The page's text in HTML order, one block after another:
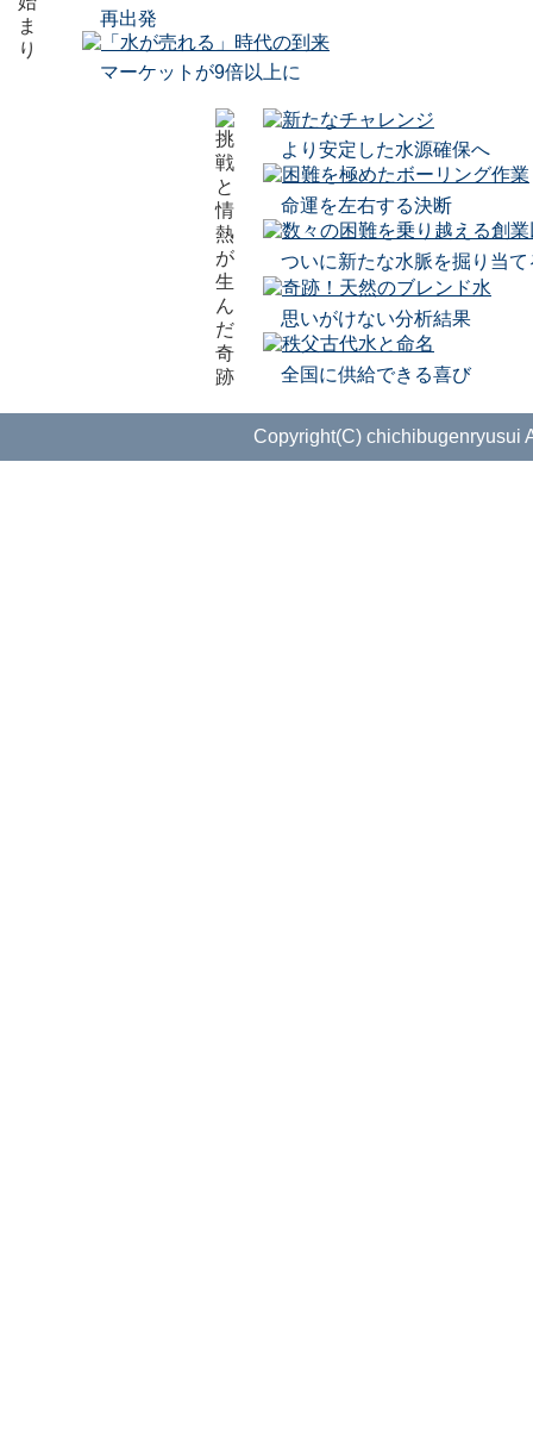
再出発
マーケットが9倍以上に
より安定した水源確保へ
命運を左右する決断
ついに新たな水脈を掘り当て
思いがけない分析結果
全国に供給できる喜び
Copyright(C) chichibugenryusui